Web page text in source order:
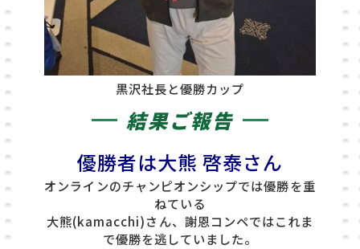
黒沢社長と優勝カップ
結果ご報告
優勝者は大熊 啓泰さん
オンラインのチャンピオンシップでは優勝を重
ねている
大熊(kamacchi)さん、謝恩コンペではこれま
で優勝を逃していました。